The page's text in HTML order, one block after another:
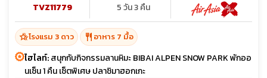
TVZ11779
5 วัน 3 คืน
hotel_classโรงแรม 3 ดาว restaurant อาหาร 7 มื้อ
ไฮไลท์:สนุกกับกิจกรรมลานหิมะ BIBAI ALPEN SNOW PARK พักออ
นเซ็น 1 คืน เซ็ตพิเศษ ปลาชิมาฮอกเกะ